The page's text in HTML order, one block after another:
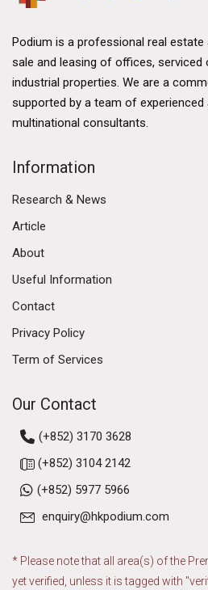
Podium is a professional real estate
sale and leasing of offices, serviced
industrial properties. We are a
supported by a team of
multinational consultants.
Information
Research & News
Article
About
Useful Information
Contact
Privacy Policy
Term of Services
Our Contact
(+852) 3170 3628
(+852) 3104 2142
(+852) 5977 5966
enquiry@hkpodium.com
* Please note that all area(s) of the
yet verified, unless it is tagged with